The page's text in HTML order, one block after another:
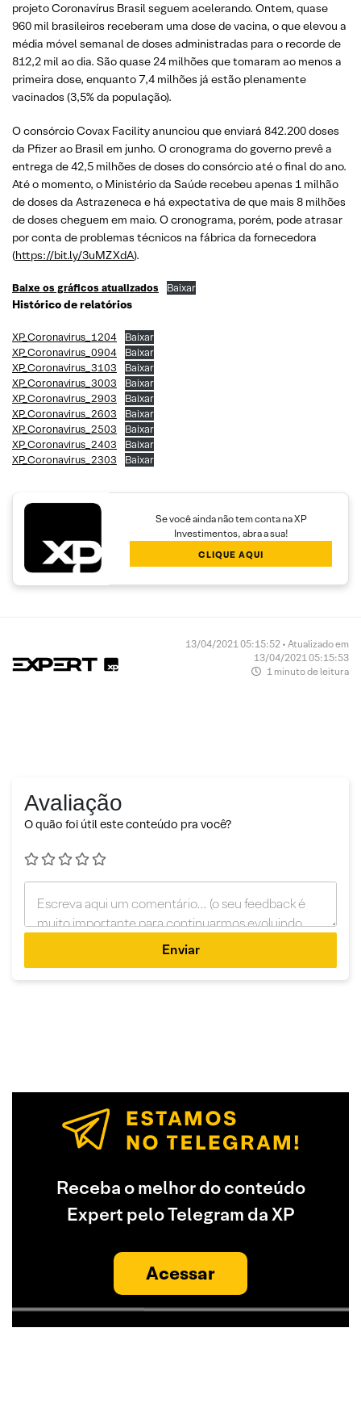
projeto Coronavírus Brasil seguem acelerando. Ontem, quase
960 mil brasileiros receberam uma dose de vacina, o que elevou a
média móvel semanal de doses administradas para o recorde de
812,2 mil ao dia. São quase 24 milhões que tomaram ao menos a
primeira dose, enquanto 7,4 milhões já estão plenamente
vacinados (3,5% da população).
O consórcio Covax Facility anunciou que enviará 842.200 doses
da Pfizer ao Brasil em junho. O cronograma do governo prevê a
entrega de 42,5 milhões de doses do consórcio até o final do ano.
Até o momento, o Ministério da Saúde recebeu apenas 1 milhão
de doses da Astrazeneca e há expectativa de que mais 8 milhões
de doses cheguem em maio. O cronograma, porém, pode atrasar
por conta de problemas técnicos na fábrica da fornecedora
(https://bit.ly/3uMZXdA).
Baixe os gráficos atualizados Baixar
Histórico de relatórios
XP_Coronavirus_1204
Baixar
XP_Coronavirus_0904
Baixar
XP_Coronavirus_3103
Baixar
XP_Coronavirus_3003
Baixar
XP_Coronavirus_2903
Baixar
XP_Coronavirus_2603
Baixar
XP_Coronavirus_2503
Baixar
XP_Coronavirus_2403
Baixar
XP_Coronavirus_2303
Baixar
Se você ainda não tem conta na XP
Investimentos, abra a sua!
CLIQUE AQUI
13/04/2021 05:15:52 • Atualizado em
13/04/2021 05:15:53
1 minuto de leitura
Avaliação
O quão foi útil este conteúdo pra você?
Enviar
Receba o melhor do conteúdo
Expert pelo Telegram da XP
Acessar